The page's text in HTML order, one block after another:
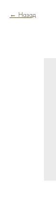
Назад